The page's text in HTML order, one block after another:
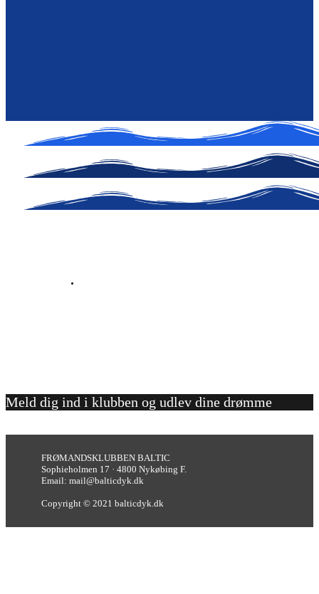
Meld dig ind i klubben og udlev dine drømme
FRØMANDSKLUBBEN BALTIC
Sophieholmen 17 · 4800 Nykøbing F.
Email: mail@balticdyk.dk
Copyright © 2021 balticdyk.dk